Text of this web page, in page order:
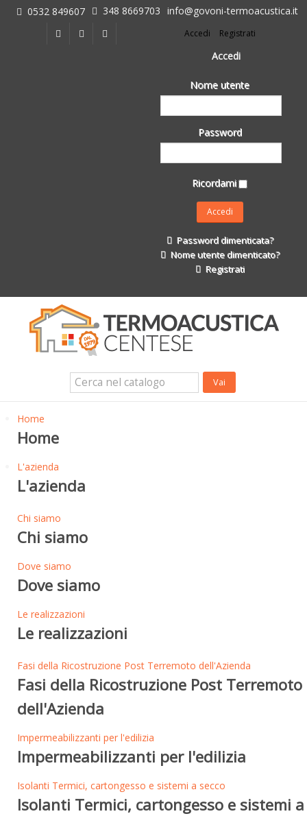
0532 849607 348 8669703 info@govoni-termoacustica.it
Accedi Registrati
Accedi
Nome utente
Password
Ricordami
Password dimenticata?
Nome utente dimenticato?
Registrati
L'azienda
Chi siamo
Fasi della Ricostruzione Post Terremoto
Impermeabilizzanti per l'edilizia
Isolanti Termici, cartongesso e sistemi a secco
Impermeabilizzanti per l'edilizia
Isolanti Termici, cartongesso e sistemi a secco
Isolanti Acustici
Porte e Finestre
Home
Home
L'azienda
L'azienda
Chi siamo
Chi siamo
Dove siamo
Dove siamo
Le realizzazioni
Le realizzazioni
Fasi della Ricostruzione Post Terremoto dell'Azienda
Fasi della Ricostruzione Post Terremoto
dell'Azienda
Impermeabilizzanti per l'edilizia
Impermeabilizzanti per l'edilizia
Isolanti Termici, cartongesso e sistemi a secco
Isolanti Termici, cartongesso e sistemi a